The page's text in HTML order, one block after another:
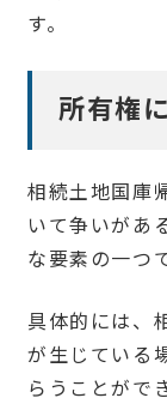
す。
所有権
相続土地国庫
いて争いがあ
な要素の一つ
具体的には、
が生じている
らうことがで